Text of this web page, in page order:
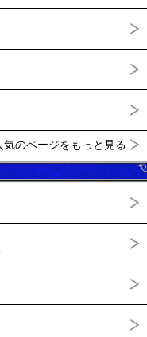
気のページをもっと見る